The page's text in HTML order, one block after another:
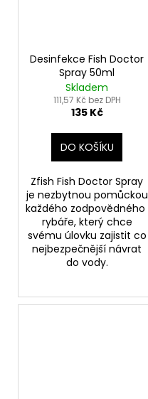
Desinfekce Fish Doctor
Spray 50ml
Skladem
111,57 Kč bez DPH
135 Kč
DO KOŠÍKU
Zfish Fish Doctor Spray
je nezbytnou pomůckou
každého zodpovědného
rybáře, který chce
svému úlovku zajistit co
nejbezpečnější návrat
do vody.